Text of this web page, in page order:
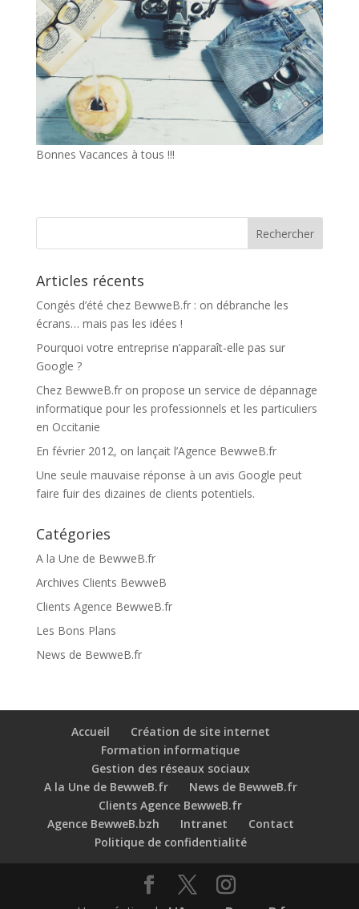
Bonnes Vacances à tous !!!
Articles récents
Congés d’été chez BewweB.fr : on débranche les
écrans… mais pas les idées !
Pourquoi votre entreprise n’apparaît-elle pas sur
Google ?
Chez BewweB.fr on propose un service de dépannage
informatique pour les professionnels et les particuliers
en Occitanie
En février 2012, on lançait l’Agence BewweB.fr
Une seule mauvaise réponse à un avis Google peut
faire fuir des dizaines de clients potentiels.
Catégories
A la Une de BewweB.fr
Archives Clients BewweB
Clients Agence BewweB.fr
Les Bons Plans
News de BewweB.fr
Accueil
Création de site internet
Formation informatique
Gestion des réseaux sociaux
A la Une de BewweB.fr
News de BewweB.fr
Clients Agence BewweB.fr
Agence BewweB.bzh
Intranet
Contact
Politique de confidentialité